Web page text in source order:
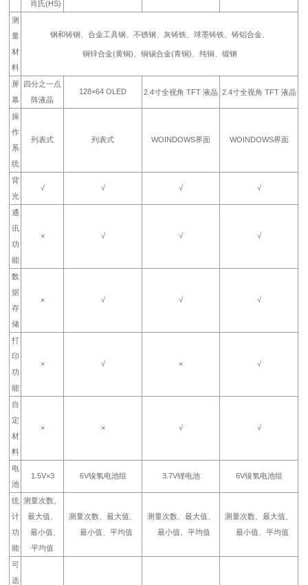
肖氏(HS)
测
量
材
料
钢和铸钢、合金工具钢、不锈钢、灰铸铁、球墨铸铁、铸铝合金、
铜锌合金(黄铜)、铜锡合金(青铜)、纯铜、锻钢
屏
幕
四分之一点
阵液晶
128×64 OLED 2.4寸全视角 TFT 液晶 2.4寸全视角 TFT 液晶
操
作
系
统
列表式 列表式 WOINDOWS界面 WOINDOWS界面
背
光
√ √ √ √
通
讯
功
能
× √ √ √
数
据
存
储
× √ √ √
打
印
功
能
× √ × √
自
定
材
料
× × √ √
电
池
1.5V×3 6V镍氢电池组 3.7V锂电池 6V镍氢电池组
统
计
功
能
测量次数、
最大值、
最小值、
平均值
测量次数、最大值、
最小值、平均值
测量次数、最大值、
最小值、平均值
测量次数、最大值、
最小值、平均值
可
选